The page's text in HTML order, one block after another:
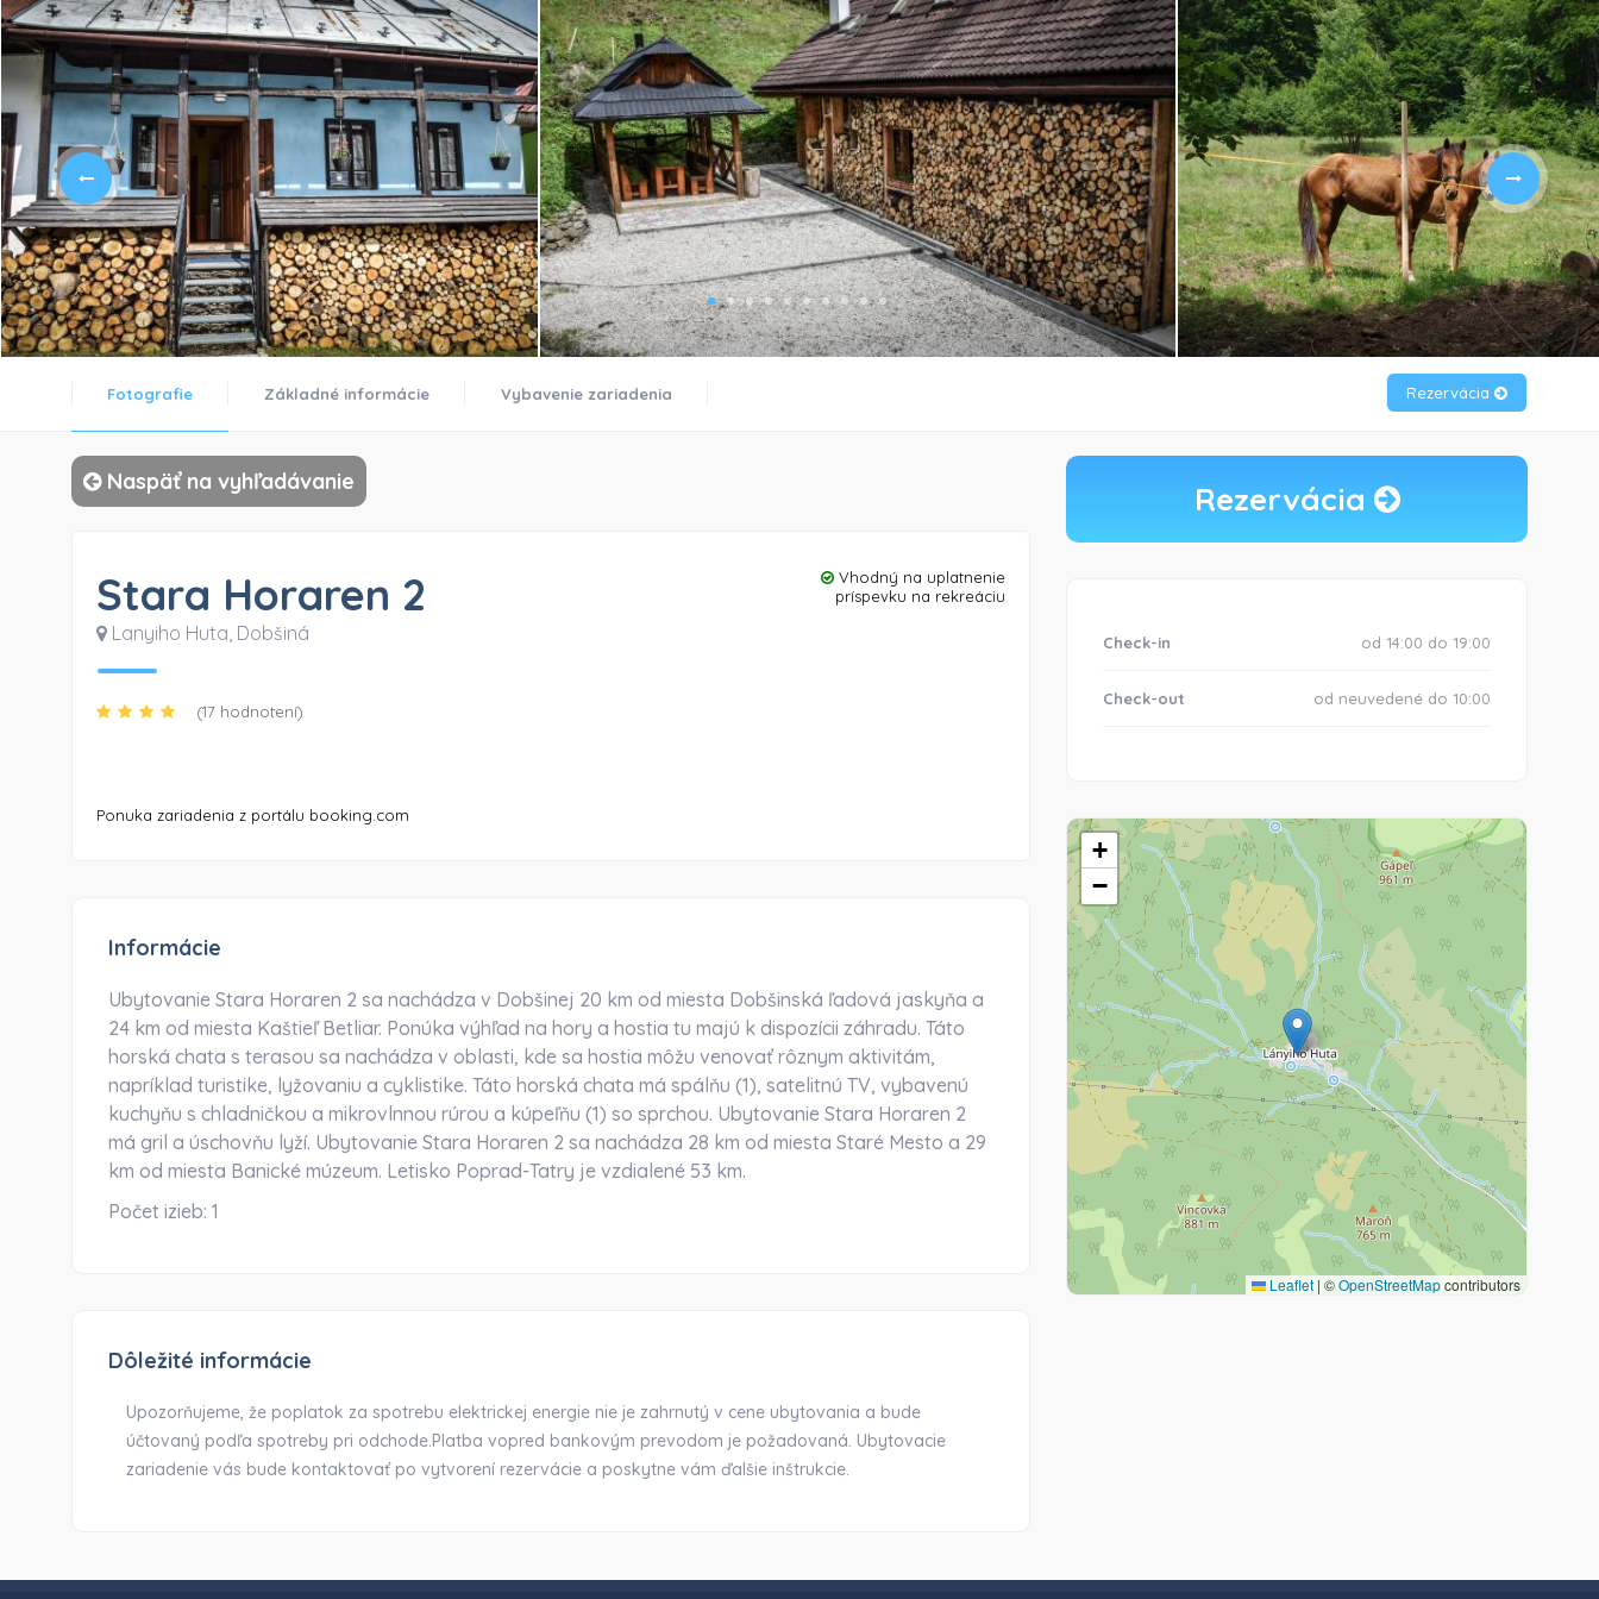
)
Fotografie Základné informácie Vybavenie zariadenia Rezervácia
Naspäť na vyhľadávanie
Stara Horaren 2
Lanyiho Huta, Dobšiná
(17 hodnotení)
Vhodný na uplatnenie
príspevku na rekreáciu
Ponuka zariadenia z portálu booking.com
Informácie
Ubytovanie Stara Horaren 2 sa nachádza v Dobšinej 20 km od miesta Dobšinská ľadová jaskyňa a
24 km od miesta Kaštieľ Betliar. Ponúka výhľad na hory a hostia tu majú k dispozícii záhradu. Táto
horská chata s terasou sa nachádza v oblasti, kde sa hostia môžu venovať rôznym aktivitám,
napríklad turistike, lyžovaniu a cyklistike. Táto horská chata má spálňu (1), satelitnú TV, vybavenú
kuchyňu s chladničkou a mikrovlnnou rúrou a kúpeľňu (1) so sprchou. Ubytovanie Stara Horaren 2
má gril a úschovňu lyží. Ubytovanie Stara Horaren 2 sa nachádza 28 km od miesta Staré Mesto a 29
km od miesta Banické múzeum. Letisko Poprad-Tatry je vzdialené 53 km.
Počet izieb: 1
Dôležité informácie
Upozorňujeme, že poplatok za spotrebu elektrickej energie nie je zahrnutý v cene ubytovania a bude
účtovaný podľa spotreby pri odchode.Platba vopred bankovým prevodom je požadovaná. Ubytovacie
zariadenie vás bude kontaktovať po vytvorení rezervácie a poskytne vám ďalšie inštrukcie.
Rezervácia
Check-in od 14:00 do 19:00
Check-out od neuvedené do 10:00
+
−
Leaflet | ©OpenStreetMapcontributors